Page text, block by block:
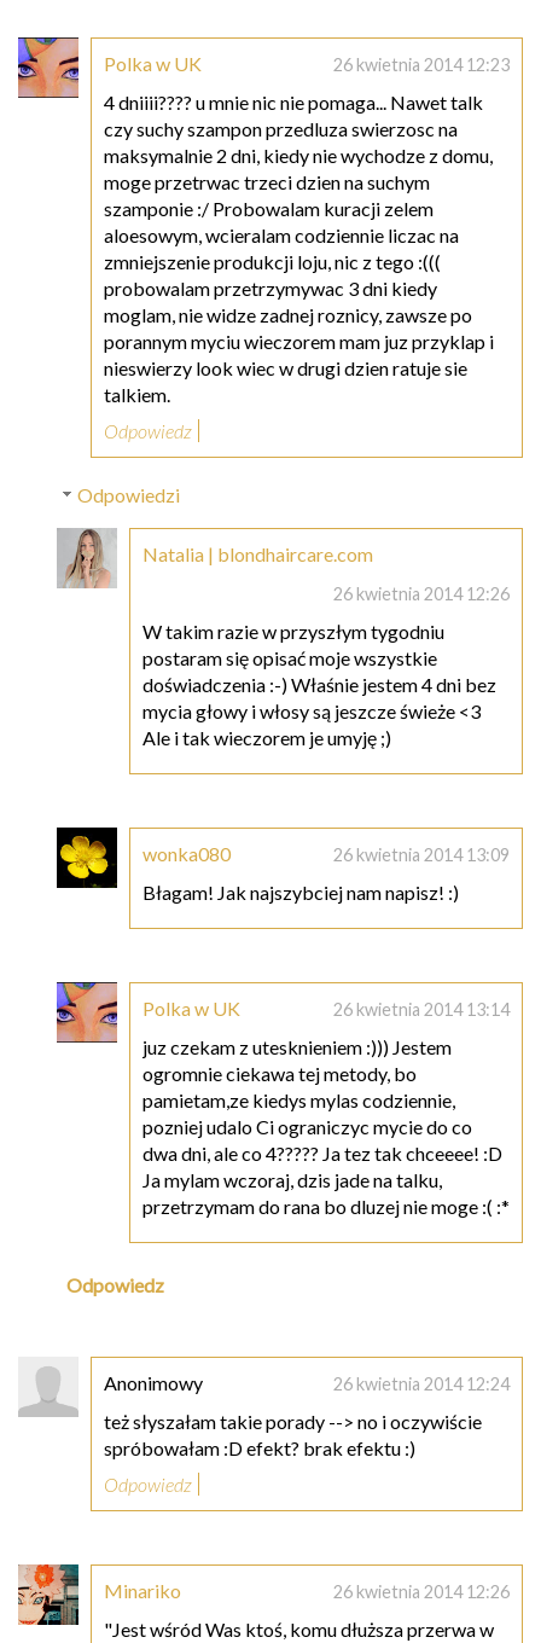
Polka w UK 26 kwietnia 2014 12:23
4 dniiii???? u mnie nic nie pomaga... Nawet talk
czy suchy szampon przedluza swierzosc na
maksymalnie 2 dni, kiedy nie wychodze z domu,
moge przetrwac trzeci dzien na suchym
szamponie :/ Probowalam kuracji zelem
aloesowym, wcieralam codziennie liczac na
zmniejszenie produkcji loju, nic z tego :(((
probowalam przetrzymywac 3 dni kiedy
moglam, nie widze zadnej roznicy, zawsze po
porannym myciu wieczorem mam juz przyklap i
nieswierzy look wiec w drugi dzien ratuje sie
talkiem.
Odpowiedz
Odpowiedzi
Natalia | blondhaircare.com
26 kwietnia 2014 12:26
W takim razie w przyszłym tygodniu
postaram się opisać moje wszystkie
doświadczenia :-) Właśnie jestem 4 dni bez
mycia głowy i włosy są jeszcze świeże <3
Ale i tak wieczorem je umyję ;)
wonka080 26 kwietnia 2014 13:09
Błagam! Jak najszybciej nam napisz! :)
Polka w UK 26 kwietnia 2014 13:14
juz czekam z utesknieniem :))) Jestem
ogromnie ciekawa tej metody, bo
pamietam,ze kiedys mylas codziennie,
pozniej udalo Ci ograniczyc mycie do co
dwa dni, ale co 4????? Ja tez tak chceeee! :D
Ja mylam wczoraj, dzis jade na talku,
przetrzymam do rana bo dluzej nie moge :( :*
Odpowiedz
Anonimowy 26 kwietnia 2014 12:24
też słyszałam takie porady --> no i oczywiście
spróbowałam :D efekt? brak efektu :)
Odpowiedz
Minariko 26 kwietnia 2014 12:26
"Jest wśród Was ktoś, komu dłuższa przerwa w